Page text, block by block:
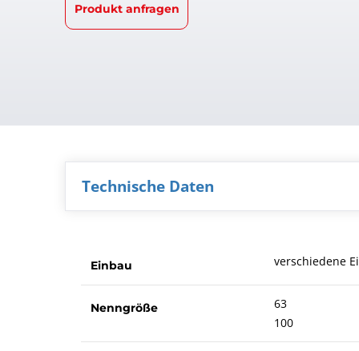
Produkt anfragen
Technische Daten
Einbau verschiedene
Nenngröße
63
100